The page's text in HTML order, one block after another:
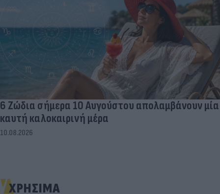
6 Ζώδια σήμερα 10 Αυγούστου απολαμβάνουν μία
καυτή καλοκαιρινή μέρα
10.08.2026
ΧΡΗΣΙΜΑ